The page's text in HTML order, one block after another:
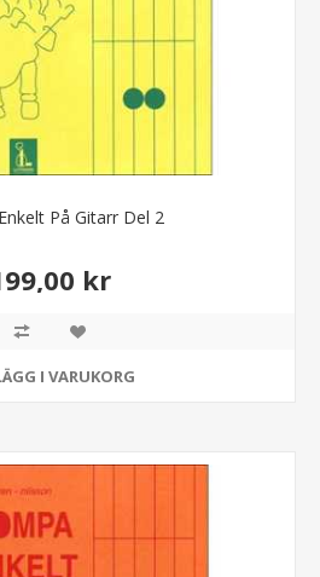
På Gitarr Del 2
kr
I VARUKORG